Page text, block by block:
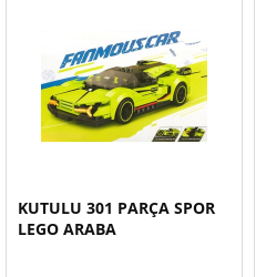
KUTULU 301 PARÇA SPOR
LEGO ARABA